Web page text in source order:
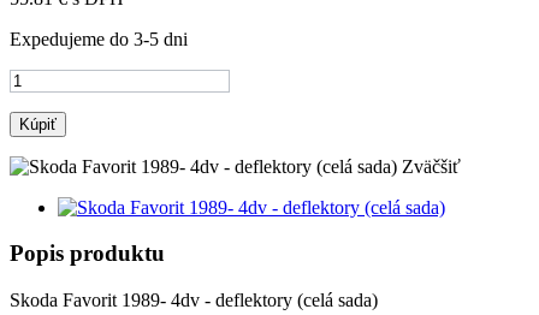
Expedujeme do 3-5 dni
Kúpiť
Zväčšiť
Popis produktu
Skoda Favorit 1989- 4dv - deflektory (celá sada)